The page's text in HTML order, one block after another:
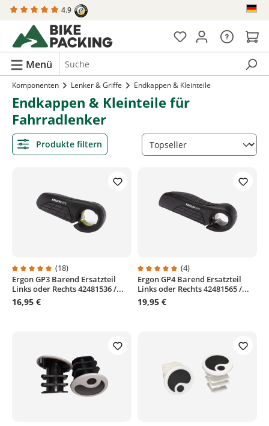
springen 4.9
Menü
Komponenten Lenker & Griffe Endkappen & Kleinteile
Endkappen & Kleinteile für
Fahrradlenker
Produkte filtern
Durchschnittliche Bewertung von 4.9 von 5 Sternen
(18)
Ergon GP3 Barend Ersatzteil
Links oder Rechts 42481536 /...
16,95 €
Durchschnittliche Bewertung
(4)
Ergon GP4 Barend Ersatzteil
Links oder Rechts 42481565 /...
19,95 €